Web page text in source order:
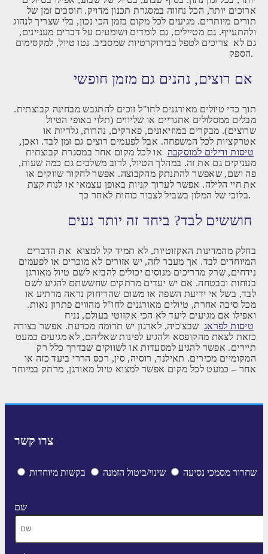
ארוכים יותר, הכל נחווה במסגרת תכנון מדויק. חוסכים זמן של
תורים מיותרים. מגיעים לכל מקום בזמן הכי נכון, בלי שצריך לנהוג
ולהתעייף. גם מטיילים, גם לומדים ושומעים על דברים מעניינים,
גם לא צריכים לטפל בבירוקרטיות שמסביב. נטו טיול, למקסימום
הספק.
תוך כדי טיולים מאורגנים לחו"ל זוכים להתגבש מבחינה קבוצתית.
מבלים ממסלולים אתגריים או שליווים (תלוי באופי הטיול
שרוצים). מבקרים במוזיאונים, פארקים, נהרות, גלריות או
אטרקציות לכל המשפחה. אבל לפעמים רוצים גם זמן לבד. ואכן,
טיסות ודילים למוסקבה או לכל מקום אחר במסגרת קבוצתית
מעניקים גם את זה. במהלך הטיול, לרוב משלבים גם כמה שעות,
פה ושם, שאפשר להתנתק מהקבוצה. אפשר לחקור שווקים או
את חיי הלילה. אפשר לערוך קניות באופן עצמאי או לנוח קצת
בלובי של המלון בשביל לצבור כוחות לאחר כך.
בחלק מהמדינות האקזוטיות, לא תמיד קל למצוא את הדברים
המיוחדים לבד. אך מעבר לזה, יש אזורים לא מוכרים או לפעמים
נידחים, שרק מדריכים מנוסים יכולים להביא לשם טיול מאורגן
בנוחות ובבטחה. אם יש יעדים מרתקים שחששתם להגיע לשם
לבד, בשל אי ידיעת השפה או משום שהריחוק נראה מרתיע או
מכל סיבה אחרת, טיולים מאורגנים לחו"ל מהווים פתרון נאות.
ואפילו אם מגיעים ליעד לא הכי אקזוטי בעולם, נניח
טיסות לפראג שבצ'כיה, לארגון יש תרומה מכרעת. אפשר בצורה
כזאת לצאת מהקופסא ולהגיע לפינות שאליהם, לא מגיעים כמעט
תיירים. אפשר להגיע למסעדות או לשווקים שבדרך כלל רק
המקומיים מכירים. תאילנד, רוסיה, סין, רכס הררי ביעד כזה או
אחר – כמעט לכל מקום אפשר למצוא טיול מאורגן, מרתק במיוחד
צרו קשר
שחרור מסמכי נסיעה שינוי/ביטול הזמנה בקשות מיוחדות
שם